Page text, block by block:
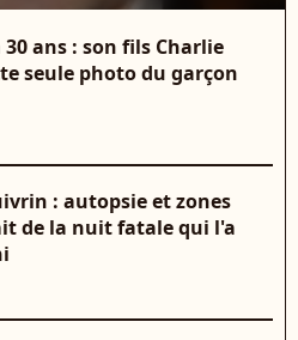
ans : son fils Charlie
seule photo du garçon
: autopsie et zones
de la nuit fatale qui l'a